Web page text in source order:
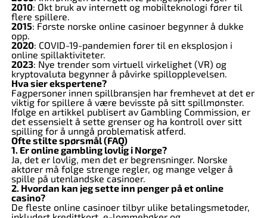
2010: Økt bruk av internett og mobilteknologi fører til
flere spillere.
2015: Første norske online casinoer begynner å dukke
opp.
2020: COVID-19-pandemien fører til en eksplosjon i
online spillaktiviteter.
2023: Nye trender som virtuell virkelighet (VR) og
kryptovaluta begynner å påvirke spillopplevelsen.
Hva sier ekspertene?
Fagpersoner innen spillbransjen har fremhevet at det er
viktig for spillere å være bevisste på sitt spillmønster.
Ifølge en artikkel publisert av Gambling Commission, er
det essensielt å sette grenser og ha kontroll over sitt
spilling for å unngå problematisk atferd.
Ofte stilte spørsmål (FAQ)
1. Er online gambling lovlig i Norge?
Ja, det er lovlig, men det er begrensninger. Norske
aktører må følge strenge regler, og mange velger å
spille på utenlandske casinoer.
2. Hvordan kan jeg sette inn penger på et online
casino?
De fleste online casinoer tilbyr ulike betalingsmetoder,